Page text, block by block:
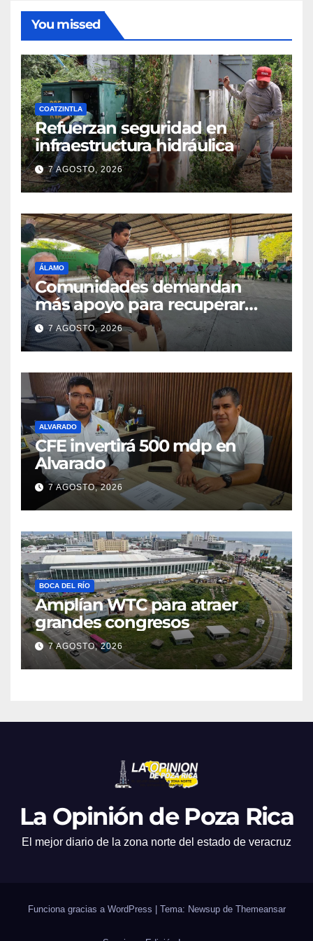
You missed
COATZINTLA
Refuerzan seguridad en
infraestructura hidráulica
7 AGOSTO, 2026
ÁLAMO
Comunidades demandan
más apoyo para recuperar
parcelas
7 AGOSTO, 2026
ALVARADO
CFE invertirá 500 mdp en
Alvarado
7 AGOSTO, 2026
BOCA DEL RÍO
Amplían WTC para atraer
grandes congresos
7 AGOSTO, 2026
La Opinión de Poza Rica
El mejor diario de la zona norte del estado de veracruz
Funciona gracias a WordPress | Tema: Newsup de Themeansar